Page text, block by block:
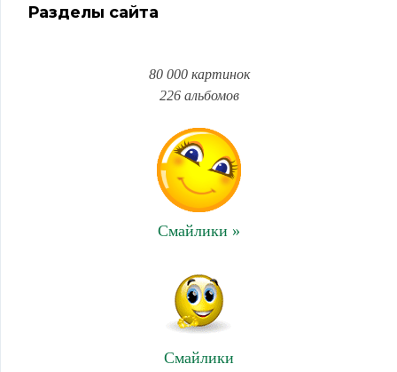
Разделы сайта
80 000 картинок
226 альбомов
Смайлики »
Смайлики